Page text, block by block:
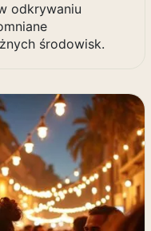
odkrywaniu
środowisk.